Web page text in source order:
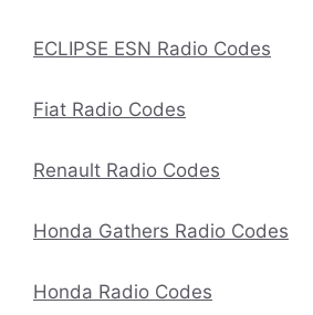
ECLIPSE ESN Radio Codes
Fiat Radio Codes
Renault Radio Codes
Honda Gathers Radio Codes
Honda Radio Codes